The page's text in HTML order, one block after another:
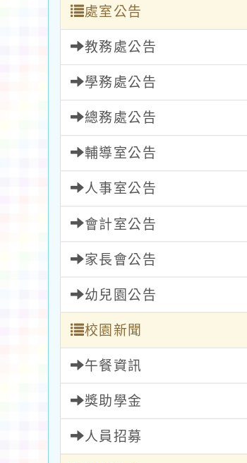
處室公告
教務處公告
學務處公告
總務處公告
輔導室公告
人事室公告
會計室公告
家長會公告
幼兒園公告
校園新聞
午餐資訊
獎助學金
人員招募